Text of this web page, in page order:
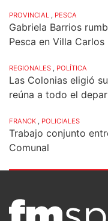
PROVINCIAL , PESCA
Gabriela Barrios
Pesca en Villa Carlos
REGIONALES , POLÍTICA
Las Colonias eligió
reúna a todo el
FRANCK , POLICIALES
Trabajo conjunto
Comunal